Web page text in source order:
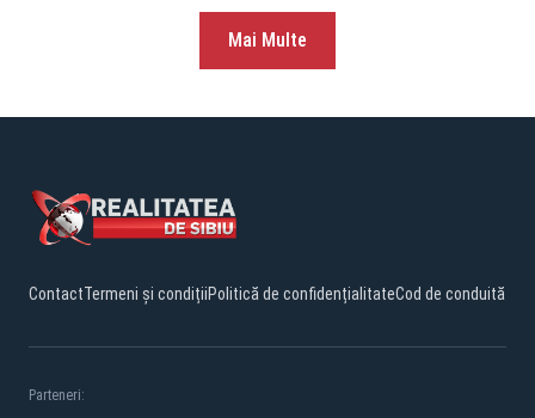
Mai Multe
ContactTermeni și condițiiPolitică de confidențialitateCod de conduită
Parteneri: